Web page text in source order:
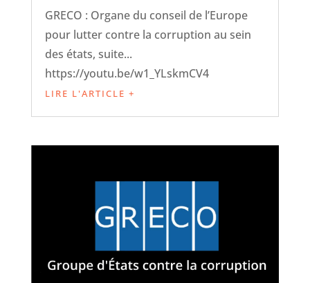
GRECO : Organe du conseil de l’Europe
pour lutter contre la corruption au sein
des états, suite...
https://youtu.be/w1_YLskmCV4
LIRE L'ARTICLE +